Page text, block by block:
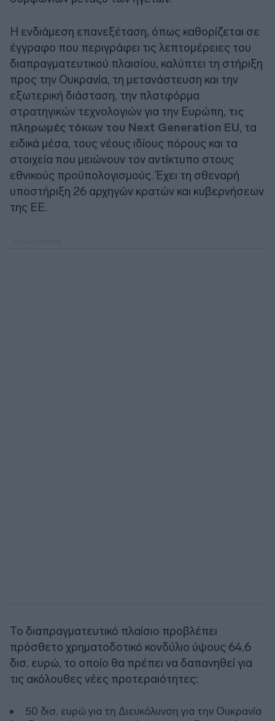
Η ενδιάμεση επανεξέταση, όπως καθορίζεται σε
έγγραφο που περιγράφει τις λεπτομέρειες του
διαπραγματευτικού πλαισίου, καλύπτει τη στήριξη
προς την Ουκρανία, τη μετανάστευση και την
εξωτερική διάσταση, την πλατφόρμα
στρατηγικών τεχνολογιών για την Ευρώπη, τις
πληρωμές τόκων του Next Generation EU, τα
ειδικά μέσα, τους νέους ιδίους πόρους και τα
στοιχεία που μειώνουν τον αντίκτυπο στους
εθνικούς προϋπολογισμούς. Έχει τη σθεναρή
υποστήριξη 26 αρχηγών κρατών και κυβερνήσεων
της ΕΕ.
Το διαπραγματευτικό πλαίσιο προβλέπει
πρόσθετο χρηματοδοτικό κονδύλιο ύψους 64,6
δισ. ευρώ, το οποίο θα πρέπει να δαπανηθεί για
τις ακόλουθες νέες προτεραιότητες:
50 δισ. ευρώ για τη Διευκόλυνση για την Ουκρανία